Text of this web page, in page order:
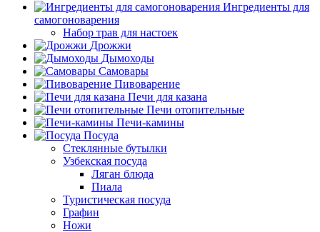
Ингредиенты для
самогоноварения
Набор трав для настоек
Дрожжи
Дымоходы
Самовары
Пивоварение
Печи для казана
Печи отопительные
Печи-камины
Посуда
Стеклянные бутылки
Узбекская посуда
Ляган блюда
Пиала
Туристическая посуда
Графин
Ножи